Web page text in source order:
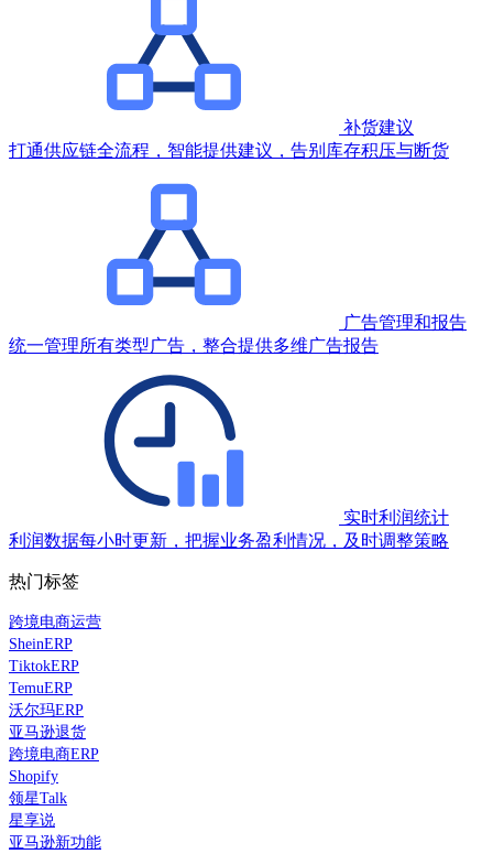
补货建议
打通供应链全流程，智能提供建议，告别库存积压与断货
广告管理和报告
统一管理所有类型广告，整合提供多维广告报告
实时利润统计
利润数据每小时更新，把握业务盈利情况，及时调整策略
热门标签
跨境电商运营
SheinERP
TiktokERP
TemuERP
沃尔玛ERP
亚马逊退货
跨境电商ERP
Shopify
领星Talk
星享说
亚马逊新功能